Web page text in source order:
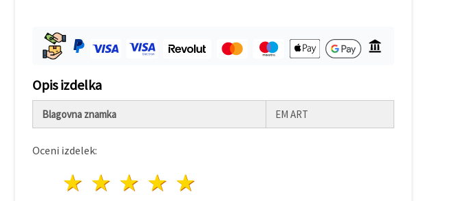
Opis izdelka
Blagovna znamka EM ART
Oceni izdelek:
4 zvezde
3 zvezde
2 zvezde
1 zvezda